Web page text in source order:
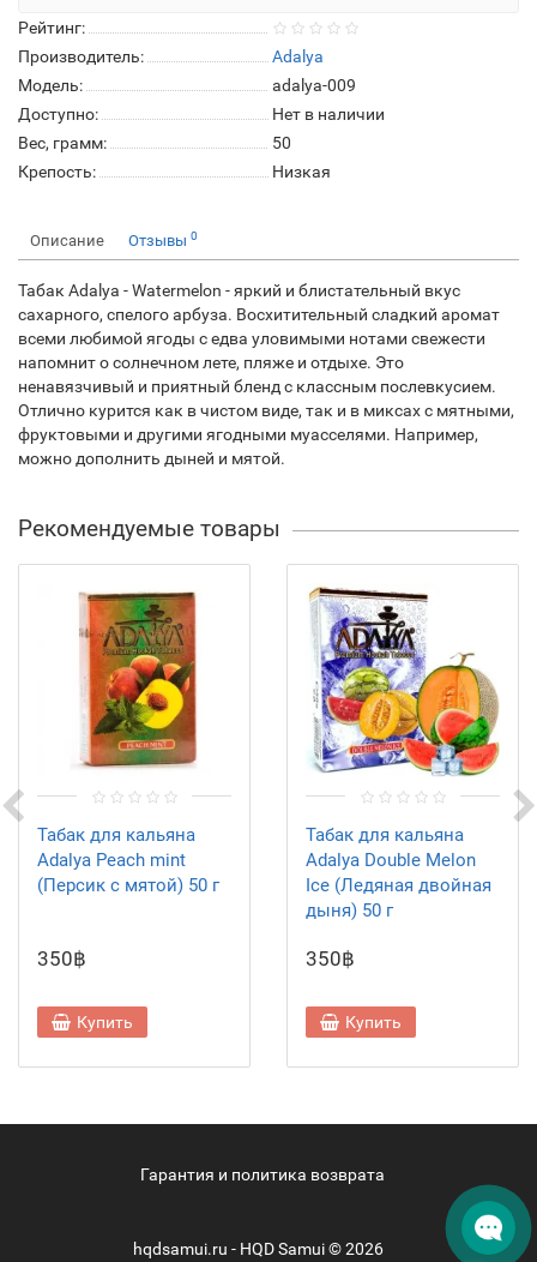
Рейтинг:
Производитель:
Adalya
Модель:
adalya-009
Доступно:
Нет в наличии
Вес, грамм:
50
Крепость:
Низкая
Описание Отзывы 0
Табак Adalya - Watermelon - яркий и блистательный вкус
сахарного, спелого арбуза. Восхитительный сладкий аромат
всеми любимой ягоды с едва уловимыми нотами свежести
напомнит о солнечном лете, пляже и отдыхе. Это
ненавязчивый и приятный бленд с классным послевкусием.
Отлично курится как в чистом виде, так и в миксах с мятными,
фруктовыми и другими ягодными муасселями. Например,
можно дополнить дыней и мятой.
Рекомендуемые товары
Табак для кальяна
Adalya Peach mint
(Персик с мятой) 50 г
350฿
Купить
Табак для кальяна
Adalya Double Melon
Ice (Ледяная двойная
дыня) 50 г
350฿
Купить
Гарантия и политика возврата
hqdsamui.ru - HQD Samui © 2026